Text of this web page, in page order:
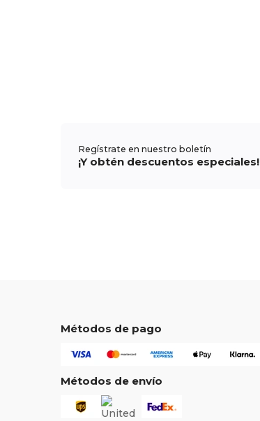
Regístrate en nuestro boletín
¡Y obtén descuentos especiales!
Métodos de pago
Métodos de envío